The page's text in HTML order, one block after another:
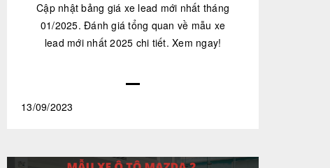
Cập nhật bảng giá xe lead mới nhất tháng
01/2025. Đánh giá tổng quan về mẫu xe
lead mới nhất 2025 chi tiết. Xem ngay!
13/09/2023